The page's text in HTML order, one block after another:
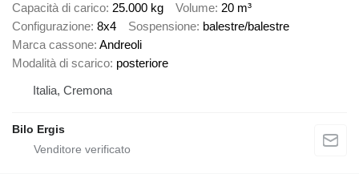
Capacità di carico 25.000 kg Volume 20 m³
Configurazione 8x4 Sospensione balestre/balestre
Marca cassone Andreoli
Modalità di scarico posteriore
Italia, Cremona
Bilo Ergis